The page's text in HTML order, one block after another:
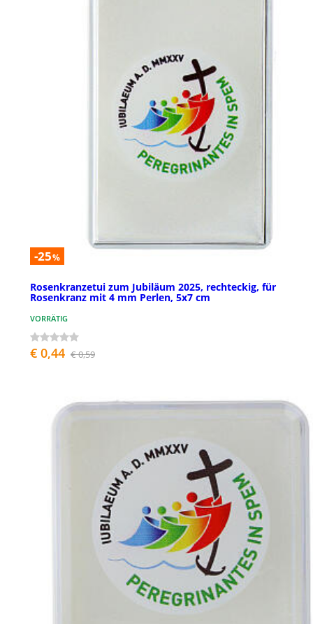
-25%
Rosenkranzetui zum Jubiläum 2025, rechteckig, für
Rosenkranz mit 4 mm Perlen, 5x7 cm
VORRÄTIG
€ 0,44 € 0,59